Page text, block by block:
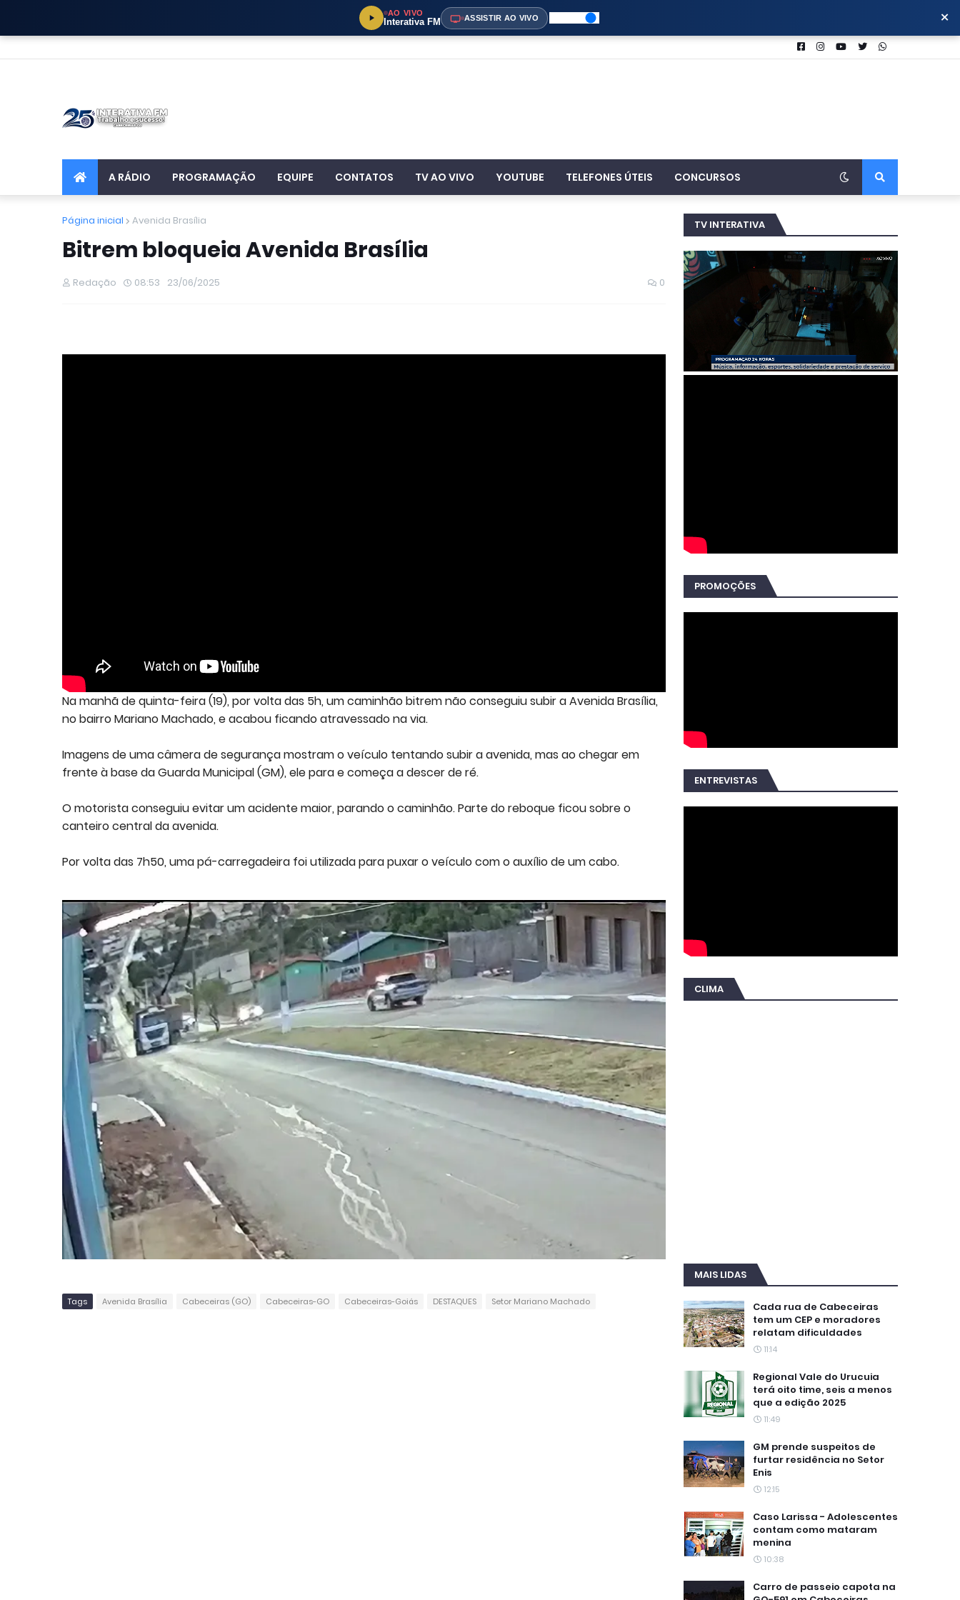
AO VIVO
Interativa FM ASSISTIR AO VIVO ×
A RÁDIO PROGRAMAÇÃO EQUIPE CONTATOS TV AO VIVO YOUTUBE TELEFONES ÚTEIS CONCURSOS
Página inicial Avenida Brasília
Bitrem bloqueia Avenida Brasília
Redação 08:53 23/06/2025 0
Na manhã de quinta-feira (19), por volta das 5h, um caminhão bitrem não conseguiu subir a Avenida Brasília,
no bairro Mariano Machado, e acabou ficando atravessado na via.
Imagens de uma câmera de segurança mostram o veículo tentando subir a avenida, mas ao chegar em
frente à base da Guarda Municipal (GM), ele para e começa a descer de ré.
O motorista conseguiu evitar um acidente maior, parando o caminhão. Parte do reboque ficou sobre o
canteiro central da avenida.
Por volta das 7h50, uma pá-carregadeira foi utilizada para puxar o veículo com o auxílio de um cabo.
Tags Avenida Brasília Cabeceiras (GO) Cabeceiras-GO Cabeceiras-Goiás DESTAQUES Setor Mariano Machado
TV INTERATIVA
PROMOÇÕES
ENTREVISTAS
CLIMA
MAIS LIDAS
Cada rua de Cabeceiras
tem um CEP e moradores
relatam dificuldades
11:14
Regional Vale do Urucuia
terá oito time, seis a menos
que a edição 2025
11:49
GM prende suspeitos de
furtar residência no Setor
Enis
12:15
Caso Larissa - Adolescentes
contam como mataram
menina
10:38
Carro de passeio capota na